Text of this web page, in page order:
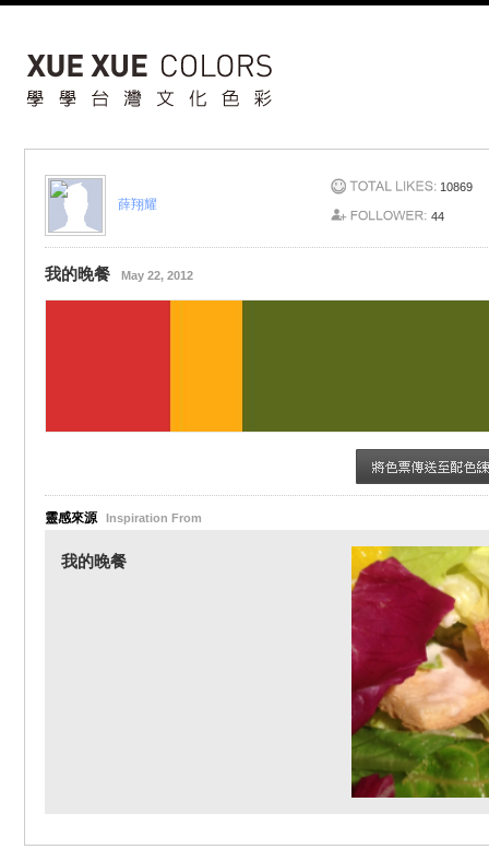
薛翔耀
10869
44
我的晚餐 May 22, 2012
靈感來源 Inspiration From
我的晚餐